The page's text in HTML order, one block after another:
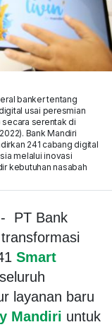
banker tentang
usai peresmian
serentak di
Bank Mandiri
241 cabang digital
melalui inovasi
kebutuhan nasabah
PT Bank
Smart
layanan baru
Mandiri untuk